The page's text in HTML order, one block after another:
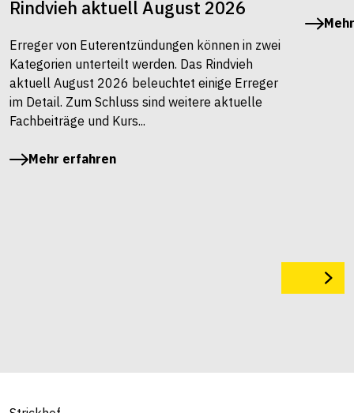
Rindvieh aktuell August 2026
Erreger von Euterentzündungen können in zwei
Kategorien unterteilt werden. Das Rindvieh
aktuell August 2026 beleuchtet einige Erreger
im Detail. Zum Schluss sind weitere aktuelle
Fachbeiträge und Kurs...
Mehr erfahren